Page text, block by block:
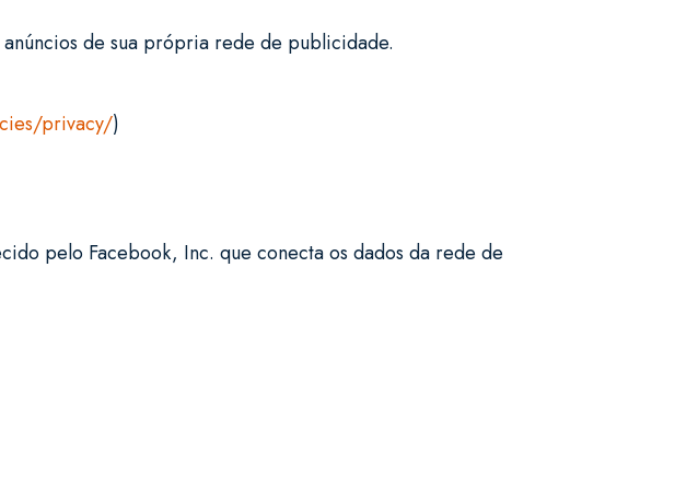
de sua própria rede de publicidade.
privacy/)
pelo Facebook, Inc. que conecta os dados da rede de